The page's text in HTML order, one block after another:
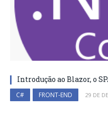
Introdução ao Blazor, o
C# FRONT-END 29 DE